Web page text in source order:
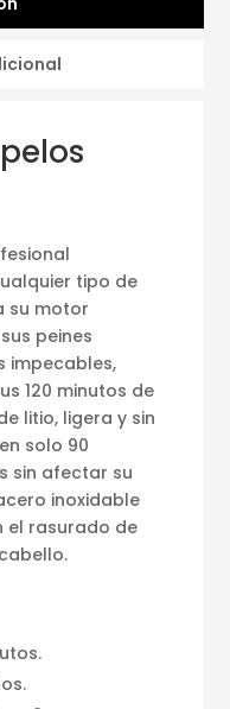
tipo de
su motor
peines
impecables,
120 minutos de
litio, ligera y sin
solo 90
sin afectar su
inoxidable
el rasurado de